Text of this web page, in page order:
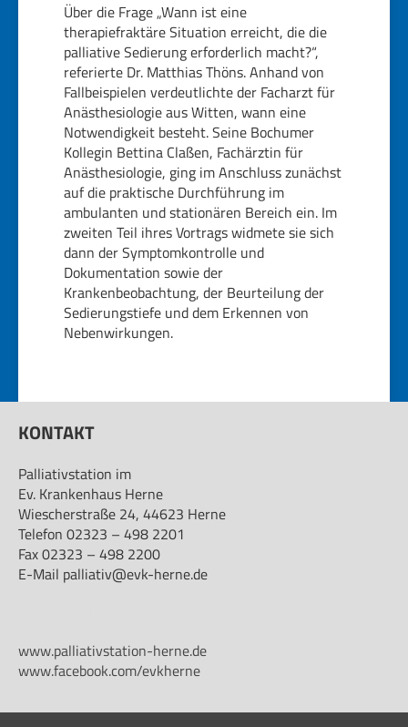
Über die Frage „Wann ist eine
therapiefraktäre Situation erreicht, die die
palliative Sedierung erforderlich macht?“,
referierte Dr. Matthias Thöns. Anhand von
Fallbeispielen verdeutlichte der Facharzt für
Anästhesiologie aus Witten, wann eine
Notwendigkeit besteht. Seine Bochumer
Kollegin Bettina Claßen, Fachärztin für
Anästhesiologie, ging im Anschluss zunächst
auf die praktische Durchführung im
ambulanten und stationären Bereich ein. Im
zweiten Teil ihres Vortrags widmete sie sich
dann der Symptomkontrolle und
Dokumentation sowie der
Krankenbeobachtung, der Beurteilung der
Sedierungstiefe und dem Erkennen von
Nebenwirkungen.
KONTAKT
Palliativstation im
Ev. Krankenhaus Herne
Wiescherstraße 24, 44623 Herne
Telefon 02323 – 498 2201
Fax 02323 – 498 2200
E-Mail palliativ@evk-herne.de
www.palliativstation-herne.de
www.facebook.com/evkherne